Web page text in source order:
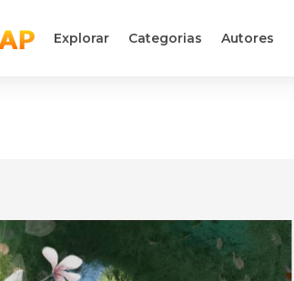
Explorar Categorias Autores